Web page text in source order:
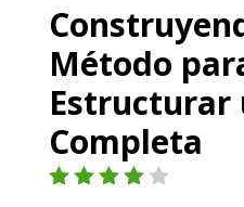
Método
Estructurar
Completa